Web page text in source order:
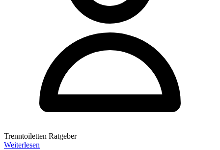
Trenntoiletten Ratgeber
Weiterlesen